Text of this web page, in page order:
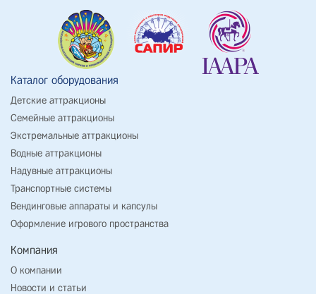
Каталог оборудования
Детские аттракционы
Семейные аттракционы
Экстремальные аттракционы
Водные аттракционы
Надувные аттракционы
Транспортные системы
Вендинговые аппараты и капсулы
Оформление игрового пространства
Компания
О компании
Новости и статьи